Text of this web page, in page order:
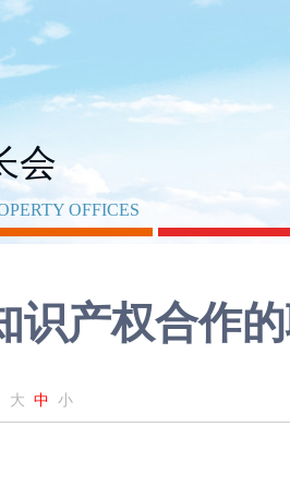
会
OFFICES
识产权合作
大 中 小